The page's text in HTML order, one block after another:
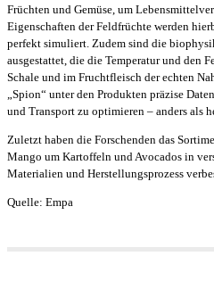
Früchten und Gemüse, um
Eigenschaften der Feldfrüchte werden
perfekt simuliert. Zudem sind die
ausgestattet, die die Temperatur und den
Schale und im Fruchtfleisch der echten
„Spion“ unter den Produkten präzise
und Transport zu optimieren – anders als
Zuletzt haben die Forschenden das
Mango um Kartoffeln und Avocados in
Materialien und Herstellungsprozess
Quelle: Empa